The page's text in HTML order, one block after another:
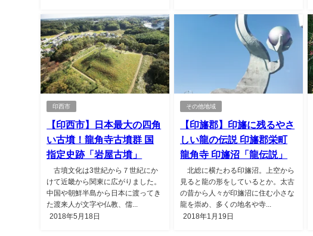
印西市
【印西市】日本最大の四角
い古墳！龍角寺古墳群 国
指定史跡「岩屋古墳」
古墳文化は3世紀から７世紀にか
けて近畿から関東に広がりました。
中国や朝鮮半島から日本に渡ってき
た渡来人が文字や仏教、儒...
2018年5月18日
その他地域
【印旛郡】印旛に残るやさ
しい龍の伝説 印旛郡栄町
龍角寺 印旛沼「龍伝説」
北総に横たわる印旛沼。上空から
見ると龍の形をしているとか。太古
の昔から人々が印旛沼に住む小さな
龍を崇め、多くの地名や寺...
2018年1月19日